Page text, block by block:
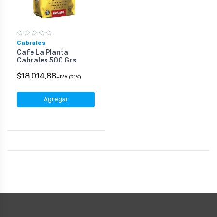
Cabrales
Cafe La Planta
Cabrales 500 Grs
$18.014,88+IVA (21%)
Agregar